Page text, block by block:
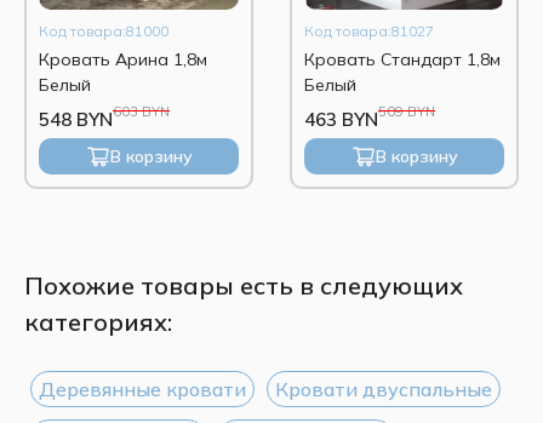
Код товара:81000
Кровать Арина 1,8м
Белый
603 BYN
548 BYN
В корзину
Код товара:81027
Кровать Стандарт 1,8м
Белый
509 BYN
463 BYN
В корзину
Похожие товары есть в следующих
категориях:
Деревянные кровати
Кровати двуспальные